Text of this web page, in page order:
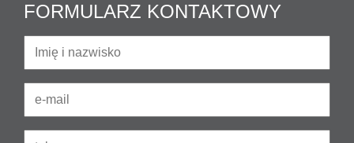
FORMULARZ KONTAKTOWY